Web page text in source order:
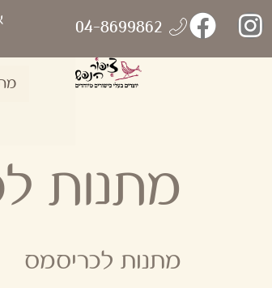
04-8699862
מתנות
מתנות לכריסמס